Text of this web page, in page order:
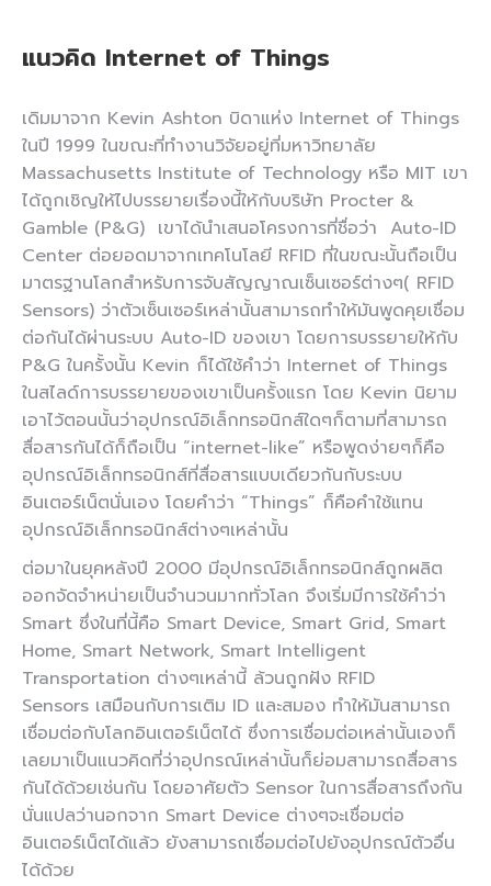
แนวคิด Internet of Things
เดิมมาจาก Kevin Ashton บิดาแห่ง Internet of Things
ในปี 1999 ในขณะที่ทำงานวิจัยอยู่ที่มหาวิทยาลัย
Massachusetts Institute of Technology หรือ MIT เขา
ได้ถูกเชิญให้ไปบรรยายเรื่องนี้ให้กับบริษัท Procter &
Gamble (P&G) เขาได้นำเสนอโครงการที่ชื่อว่า Auto-ID
Center ต่อยอดมาจากเทคโนโลยี RFID ที่ในขณะนั้นถือเป็น
มาตรฐานโลกสำหรับการจับสัญญาณเซ็นเซอร์ต่างๆ( RFID
Sensors) ว่าตัวเซ็นเซอร์เหล่านั้นสามารถทำให้มันพูดคุยเชื่อม
ต่อกันได้ผ่านระบบ Auto-ID ของเขา โดยการบรรยายให้กับ
P&G ในครั้งนั้น Kevin ก็ได้ใช้คำว่า Internet of Things
ในสไลด์การบรรยายของเขาเป็นครั้งแรก โดย Kevin นิยาม
เอาไว้ตอนนั้นว่าอุปกรณ์อิเล็กทรอนิกส์ใดๆก็ตามที่สามารถ
สื่อสารกันได้ก็ถือเป็น “internet-like” หรือพูดง่ายๆก็คือ
อุปกรณ์อิเล็กทรอนิกส์ที่สื่อสารแบบเดียวกันกับระบบ
อินเตอร์เน็ตนั่นเอง โดยคำว่า “Things” ก็คือคำใช้แทน
อุปกรณ์อิเล็กทรอนิกส์ต่างๆเหล่านั้น
ต่อมาในยุคหลังปี 2000 มีอุปกรณ์อิเล็กทรอนิกส์ถูกผลิต
ออกจัดจำหน่ายเป็นจำนวนมากทั่วโลก จึงเริ่มมีการใช้คำว่า
Smart ซึ่งในที่นี้คือ Smart Device, Smart Grid, Smart
Home, Smart Network, Smart Intelligent
Transportation ต่างๆเหล่านี้ ล้วนถูกฝัง RFID
Sensors เสมือนกับการเติม ID และสมอง ทำให้มันสามารถ
เชื่อมต่อกับโลกอินเตอร์เน็ตได้ ซึ่งการเชื่อมต่อเหล่านั้นเองก็
เลยมาเป็นแนวคิดที่ว่าอุปกรณ์เหล่านั้นก็ย่อมสามารถสื่อสาร
กันได้ด้วยเช่นกัน โดยอาศัยตัว Sensor ในการสื่อสารถึงกัน
นั่นแปลว่านอกจาก Smart Device ต่างๆจะเชื่อมต่อ
อินเตอร์เน็ตได้แล้ว ยังสามารถเชื่อมต่อไปยังอุปกรณ์ตัวอื่น
ได้ด้วย